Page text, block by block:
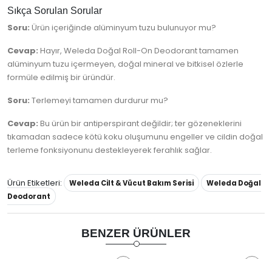
Sıkça Sorulan Sorular
Soru: Ürün içeriğinde alüminyum tuzu bulunuyor mu?
Cevap: Hayır, Weleda Doğal Roll-On Deodorant tamamen
alüminyum tuzu içermeyen, doğal mineral ve bitkisel özlerle
formüle edilmiş bir üründür.
Soru: Terlemeyi tamamen durdurur mu?
Cevap: Bu ürün bir antiperspirant değildir; ter gözeneklerini
tıkamadan sadece kötü koku oluşumunu engeller ve cildin doğal
terleme fonksiyonunu destekleyerek ferahlık sağlar.
Ürün Etiketleri: Weleda Cilt & Vücut Bakım Serisi
Weleda Doğal
Deodorant
BENZER ÜRÜNLER